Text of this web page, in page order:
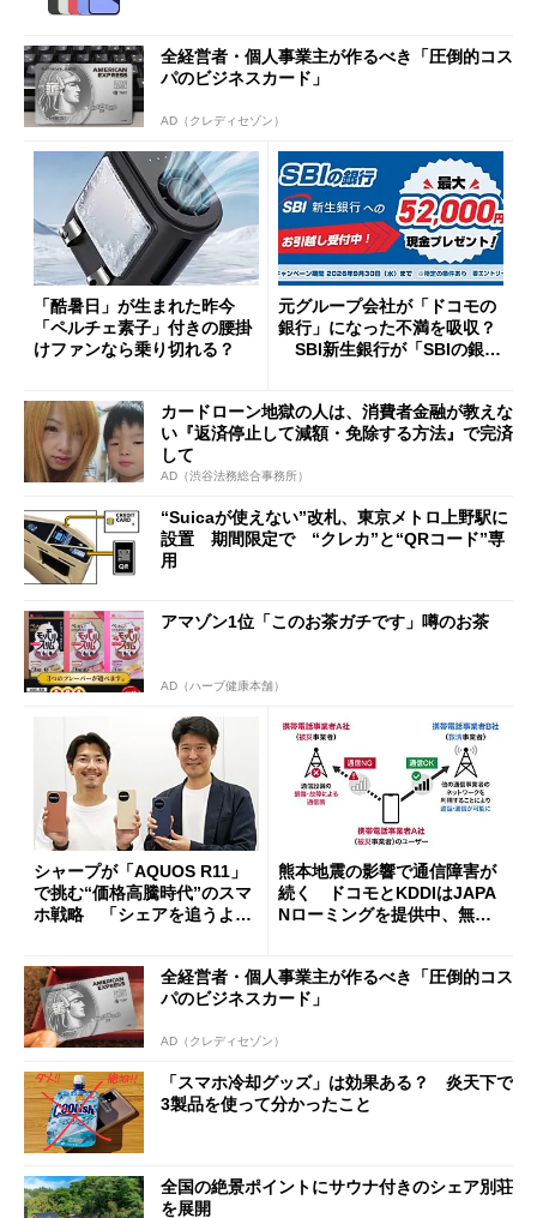
全経営者・個人事業主が作るべき「圧倒的コス
パのビジネスカード」
AD（クレディセゾン）
「酷暑日」が生まれた昨今
「ペルチェ素子」付きの腰掛
けファンなら乗り切れる？
元グループ会社が「ドコモの
銀行」になった不満を吸収？
SBI新生銀行が「SBIの銀
開催
カードローン地獄の人は、消費者金融が教えな
い『返済停止して減額・免除する方法』で完済
して
AD（渋谷法務総合事務所）
“Suicaが使えない”改札、東京メトロ上野駅に
設置 期間限定で “クレカ”と“QRコード”専
用
アマゾン1位「このお茶ガチです」噂のお茶
AD（ハーブ健康本舗）
シャープが「AQUOS R11」
で挑む“価格高騰時代”のスマ
ホ戦略 「シェアを追うより
熊本地震の影響で通信障害が
続く ドコモとKDDIはJAPA
Nローミングを提供中、無料
全経営者・個人事業主が作るべき「圧倒的コス
パのビジネスカード」
AD（クレディセゾン）
「スマホ冷却グッズ」は効果ある？ 炎天下で
3製品を使って分かったこと
全国の絶景ポイントにサウナ付きのシェア別荘
を展開